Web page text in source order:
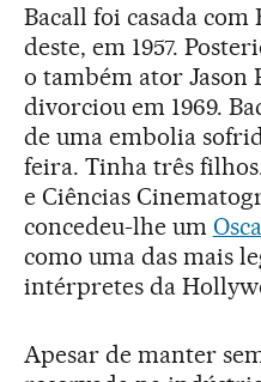
Bacall foi casada
deste, em 1957.
o também ator Jason
divorciou em 1969.
de uma embolia
feira. Tinha três
e Ciências
concedeu-lhe um
como uma das mais
intérpretes da
Apesar de manter